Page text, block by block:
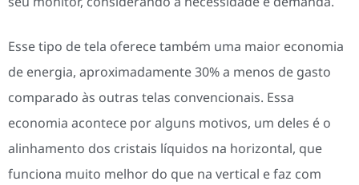
Esse tipo de tela oferece também uma maior economia
de energia, aproximadamente 30% a menos de gasto
comparado às outras telas convencionais. Essa
economia acontece por alguns motivos, um deles é o
alinhamento dos cristais líquidos na horizontal, que
funciona muito melhor do que na vertical e faz com